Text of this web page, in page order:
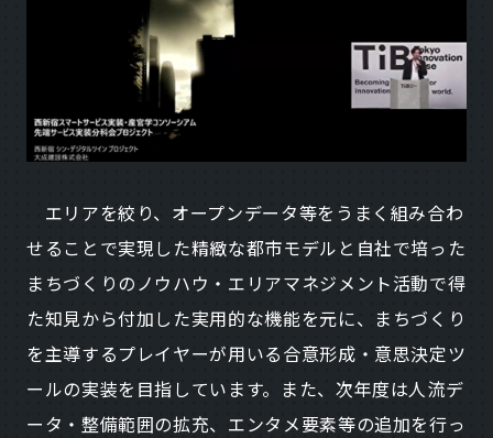
エリアを絞り、オープンデータ等をうまく組み合わ
せることで実現した精緻な都市モデルと自社で培った
まちづくりのノウハウ・エリアマネジメント活動で得
た知見から付加した実用的な機能を元に、まちづくり
を主導するプレイヤーが用いる合意形成・意思決定ツ
ールの実装を目指しています。また、次年度は人流デ
ータ・整備範囲の拡充、エンタメ要素等の追加を行っ